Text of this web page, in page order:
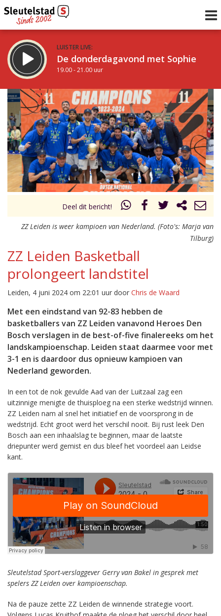
LUISTER LIVE:
De donderdagavond met Sophie
19.00 - 21.00 uur
STRAKS:
De avond van Sleutelstad
21.00 - 0.00 uur
Vorig uur
uur 1 van 0 Volgend uur
Inklappen
Deel dit bericht!
ZZ Leiden is weer kampioen van Nederland. (Foto's: Marja van
Tilburg)
ZZ Leiden Basketball
prolongeert landstitel
Leiden, 4 juni 2024 om 22:01 uur door Chris de Waard
Met een eindstand van 92-83 hebben de
basketballers van ZZ Leiden vanavond Heroes Den
Bosch verslagen in de best-of-five finalereeks om het
landskampioenschap. Leiden staat daarmee voor met
3-1 en is daardoor dus opnieuw kampioen van
Nederland geworden.
In een tot de nok gevulde Aad van der Luitzaal zag een
uitzinnige menigte de thuisploeg na een sterke wedstrijd winnen.
ZZ Leiden nam al snel het initiatief en de voorsprong in de
wedstrijd. Echt groot werd het verschil nooit. Bij rust leek Den
Bosch aan een inhaalslag te beginnen, maar de laatste
driepunter werd gemist en dus bleef het voordeel aan Leidse
kant.
Sleutelstad Sport-verslaggever Gerry van Bakel in gesprek met
spelers ZZ Leiden over kampioenschap.
Na de pauze zette ZZ Leiden de winnende strategie voort.